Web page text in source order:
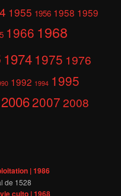
1955 1956 1958 1959
1966 1968
1974 1975 1976
1992 1994 1995
200620072008
| 1986
de 1528
culto | 1968